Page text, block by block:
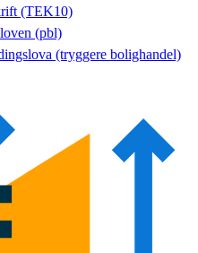
(TEK10)
(pbl)
(tryggere bolighandel)